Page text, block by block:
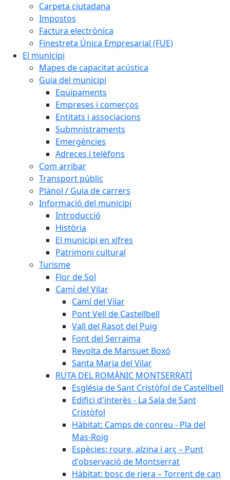
Carpeta ciutadana
Impostos
Factura electrònica
Finestreta Única Empresarial (FUE)
El municipi
Mapes de capacitat acústica
Guia del municipi
Equipaments
Empreses i comerços
Entitats i associacions
Submnistraments
Emergències
Adreces i telèfons
Com arribar
Transport públic
Plànol / Guia de carrers
Informació del municipi
Introducció
Història
El municipi en xifres
Patrimoni cultural
Turisme
Flor de Sol
Camí del Vilar
Camí del Vilar
Pont Vell de Castellbell
Vall del Rasot del Puig
Font del Serraïma
Revolta de Mansuet Boxó
Santa Maria del Vilar
RUTA DEL ROMÀNIC MONTSERRATÍ
Església de Sant Cristòfol de Castellbell
Edifici d'interès - La Sala de Sant
Cristòfol
Hàbitat: Camps de conreu - Pla del
Mas-Roig
Espècies: roure, alzina i arç – Punt
d'observació de Montserrat
Hàbitat: bosc de riera – Torrent de can